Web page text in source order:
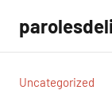
contenu
Uncategorized